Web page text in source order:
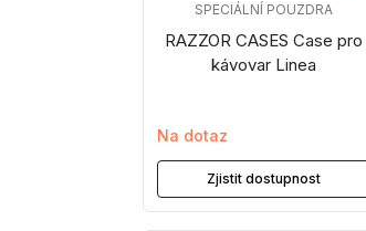
RAZZOR CASES Case pro
kávovar Linea
SPECIÁLNÍ POUZDRA
Na dotaz
Zjistit dostupnost